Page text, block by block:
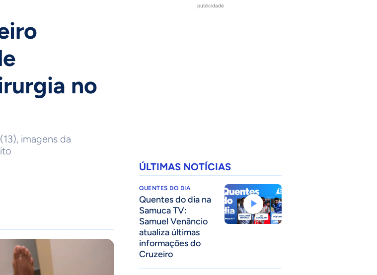
no
imagens da
publicidade
ÚLTIMAS NOTÍCIAS
QUENTES DO DIA
Quentes do dia na
Samuca TV:
Samuel Venâncio
atualiza últimas
informações do
Cruzeiro